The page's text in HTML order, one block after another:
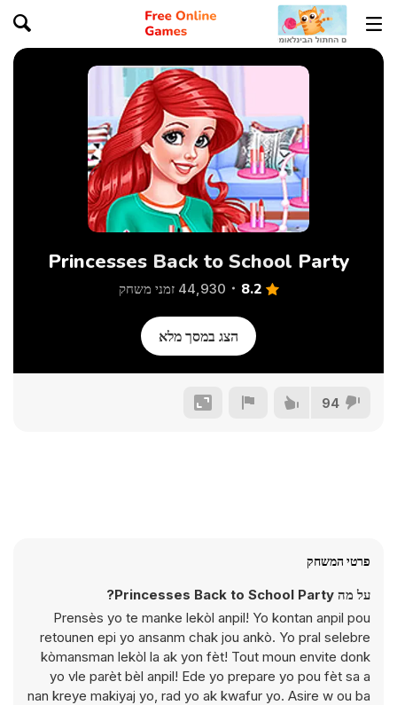
Princesses Back to School Party
8.2 44,930 זמני משחק
הצג במסך מלא
94
פרטי המשחק
על מה Princesses Back to School Party?
Prensès yo te manke lekòl anpil! Yo kontan anpil pou
retounen epi yo ansanm chak jou ankò. Yo pral selebre
kòmansman lekòl la ak yon fèt! Tout moun envite donk
yo vle parèt bèl anpil! Ede yo prepare yo pou fèt sa a
nan kreye makiyaj yo, rad yo ak kwafur yo. Asire w ou ba